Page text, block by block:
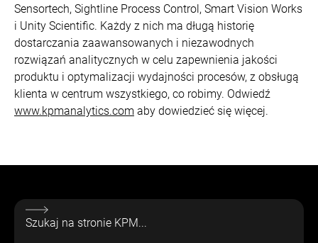
Sensortech, Sightline Process Control, Smart Vision Works
i Unity Scientific. Każdy z nich ma długą historię
dostarczania zaawansowanych i niezawodnych
rozwiązań analitycznych w celu zapewnienia jakości
produktu i optymalizacji wydajności procesów, z obsługą
klienta w centrum wszystkiego, co robimy. Odwiedź
www.kpmanalytics.com aby dowiedzieć się więcej.